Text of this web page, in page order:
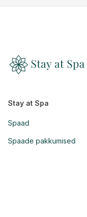
Stay at Spa
Spaad
Spaade pakkumised